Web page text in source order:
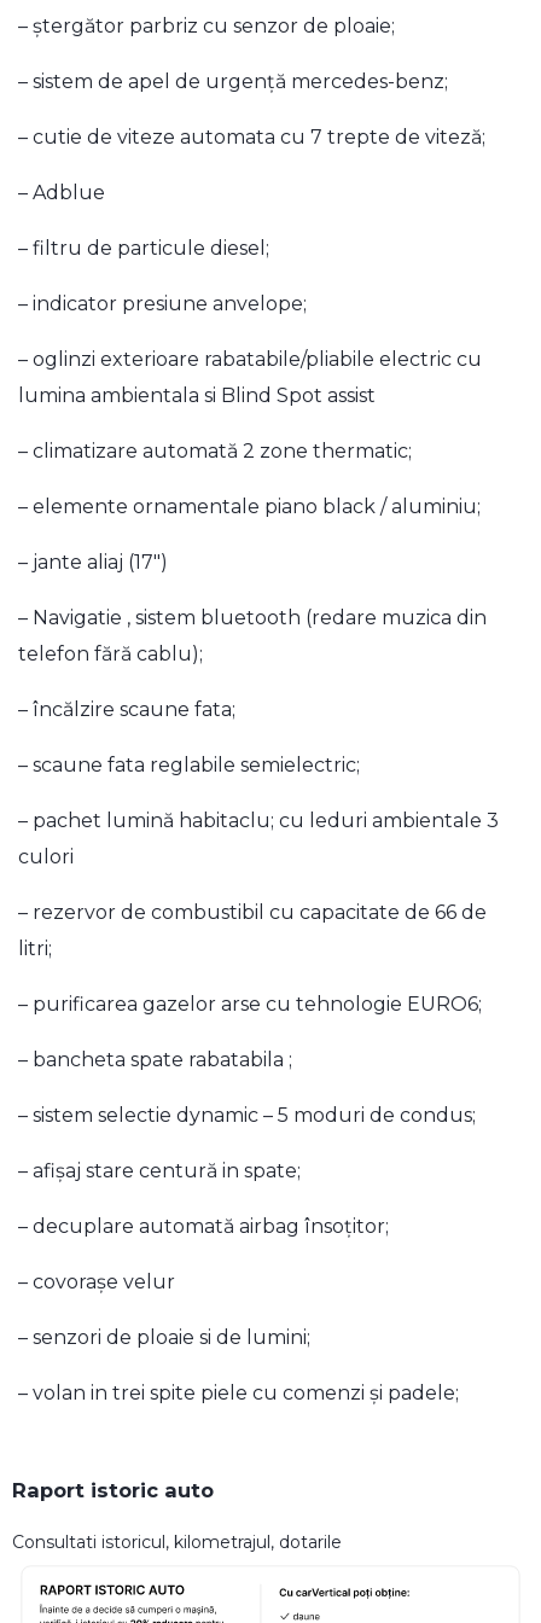
– ştergător parbriz cu senzor de ploaie;
– sistem de apel de urgenţă mercedes-benz;
– cutie de viteze automata cu 7 trepte de viteză;
– Adblue
– filtru de particule diesel;
– indicator presiune anvelope;
– oglinzi exterioare rabatabile/pliabile electric cu
lumina ambientala si Blind Spot assist
– climatizare automată 2 zone thermatic;
– elemente ornamentale piano black / aluminiu;
– jante aliaj (17″)
– Navigatie , sistem bluetooth (redare muzica din
telefon fără cablu);
– încălzire scaune fata;
– scaune fata reglabile semielectric;
– pachet lumină habitaclu; cu leduri ambientale 3
culori
– rezervor de combustibil cu capacitate de 66 de
litri;
– purificarea gazelor arse cu tehnologie EURO6;
– bancheta spate rabatabila ;
– sistem selectie dynamic – 5 moduri de condus;
– afişaj stare centură in spate;
– decuplare automată airbag însoţitor;
– covoraşe velur
– senzori de ploaie si de lumini;
– volan in trei spite piele cu comenzi și padele;
Raport istoric auto
Consultati istoricul, kilometrajul, dotarile